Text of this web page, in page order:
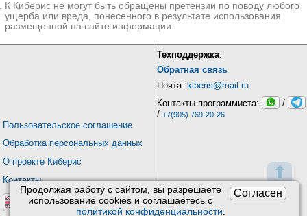
⬆
Согласен
Продолжая работу с сайтом, вы разрешаете
использование сookies и соглашаетесь с
политикой конфиденциальности.
К Киберис не могут быть обращены претензии по поводу любого
ущерба или вреда, понесенного в результате использования
размещенной на сайте информации.
Пользовательское соглашение
Обработка персональных данных
О проекте Киберис
Контакты
Техподдержка:
Обратная связь
Почта: kiberis@mail.ru
Контакты программиста:
/
/ +7(905) 769-20-26